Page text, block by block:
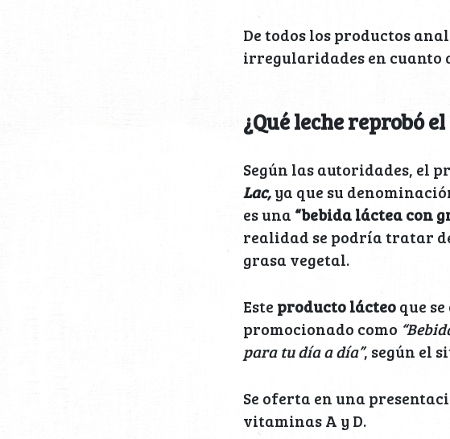
De todos los productos
irregularidades en cuanto
¿Qué leche reprobó
Según las autoridades, el
Lac,ya que su
es una “bebida láctea con
realidad se podría tratar
grasa vegetal.
Este producto lácteoque
promocionado como
para tu día a día”, según el
Se oferta en una
vitaminas A y D.